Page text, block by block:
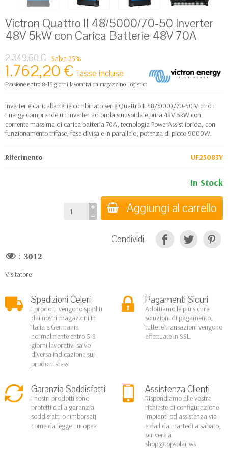
Victron Quattro II 48/5000/70-50 Inverter
48V 5kW con Carica Batterie 48V 70A
2.349,60 € Salva 25%
1.762,20 € Tasse incluse
Evasione entro 8-16 giorni lavorativi da magazzino Logistico Europa
Inverter e caricabatterie combinato serie Quattro II 48/5000/70-50 Victron
Energy comprende un inverter ad onda sinusoidale pura 48V 5kW con
corrente massima di carica batteria 70A, tecnologia PowerAssist ibrida, con
funzionamento trifase, fase divisa e in parallelo, potenza di picco 9000W.
Riferimento UF25083Y
In Stock
Aggiungi al carrello
Condividi
: 3012
Visitatore
Spedizioni Celeri
I prodotti vengono spediti
dai nostri magazzini in
Italia e Germania
normalmente entro 5-8
giorni lavorativi salvo
diversa indicazione sui
prodotti stessi
Pagamenti Sicuri
Adottiamo le più sicure
soluzioni di pagamento,
tutte le transazioni vengono
effettuate in SSL.
Garanzia Soddisfatti
I nostri prodotti sono
protetti dalla garanzia
soddisfatti o rimborsati
come da legge Europea
Assistenza Clienti
Rispondiamo alle vostre
richieste di configurazione
impianti od assistenza via
email da martedì a sabato,
scrivere a
shop@topsolar.ws